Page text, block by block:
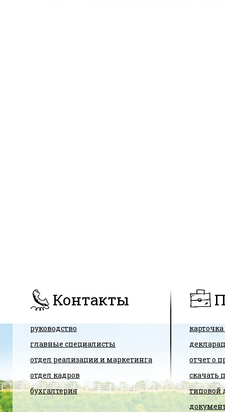
Контакты
руководство
главные специалисты
отдел реализации и маркетинга
отдел кадров
бухгалтерия
отчет о
скачать
типовой